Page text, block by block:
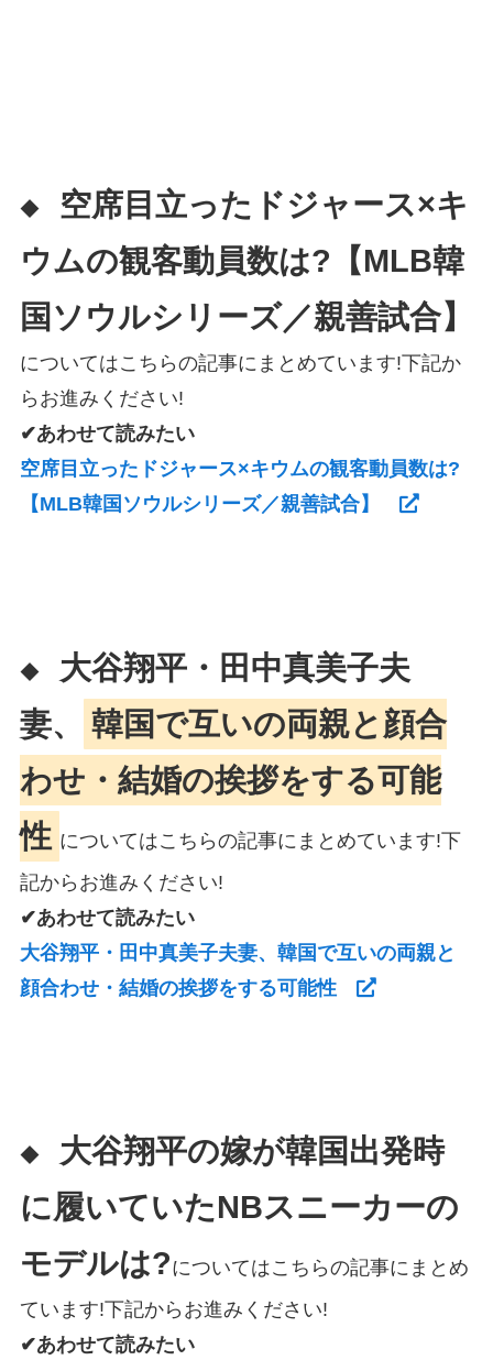
◆ 空席目立ったドジャース×キ
ウムの観客動員数は?【MLB韓
国ソウルシリーズ／親善試合】
についてはこちらの記事にまとめています!下記か
らお進みください!
✔あわせて読みたい
空席目立ったドジャース×キウムの観客動員数は?
【MLB韓国ソウルシリーズ／親善試合】
◆
大谷翔平・田中真美子夫
妻、
韓国で互いの両親と顔合
わせ・結婚の挨拶をする可能
性 についてはこちらの記事にまとめています!下
記からお進みください!
✔あわせて読みたい
大谷翔平・田中真美子夫妻、韓国で互いの両親と
顔合わせ・結婚の挨拶をする可能性
◆
大谷翔平の嫁が韓国出発時
に履いていたNBスニーカーの
モデルは?についてはこちらの記事にまとめ
ています!下記からお進みください!
✔あわせて読みたい